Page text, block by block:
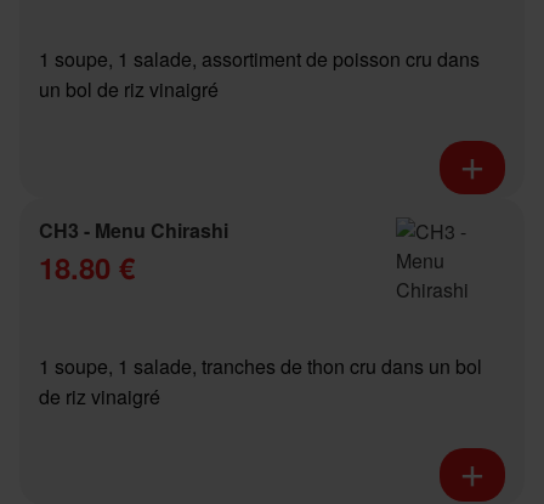
1 soupe, 1 salade, assortiment de poisson cru dans
un bol de riz vinaigré
CH3 - Menu Chirashi
18.80 €
1 soupe, 1 salade, tranches de thon cru dans un bol
de riz vinaigré